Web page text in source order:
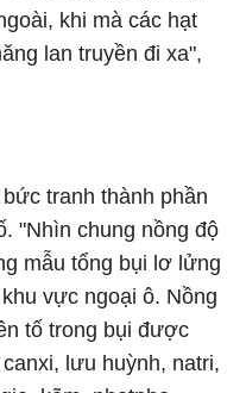
khi mà các hạt
lan truyền đi xa",
tranh thành phần
"Nhìn chung nồng độ
mẫu tổng bụi lơ lửng
vực ngoại ô. Nồng
tố trong bụi được
lưu huỳnh, natri,